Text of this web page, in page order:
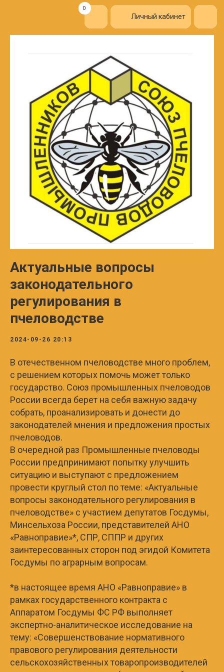
Личный кабинет
Актуальные вопросы
законодательного
регулирования в
пчеловодстве
2024-09-26 20:13
В отечественном пчеловодстве много проблем,
с решением которых помочь может только
государство. Союз промышленных пчеловодов
России всегда берет на себя важную задачу
собрать, проанализировать и донести до
законодателей мнения и предложения простых
пчеловодов.
В очередной раз Промышленные пчеловоды
России предпринимают попытку улучшить
ситуацию и выступают с предложением
провести круглый стол по теме: «Актуальные
вопросы законодательного регулирования в
пчеловодстве» с участием депутатов Госдумы,
Минсельхоза России, представителей АНО
«Равноправие»*, СПР, СППР и других
заинтересованных сторон под эгидой Комитета
Госдумы по аграрным вопросам.
*в настоящее время АНО «Равноправие» в
рамках государственного контракта с
Аппаратом Госдумы ФС РФ выполняет
экспертно-аналитическое исследование на
тему: «Совершенствование нормативного
правового регулирования деятельности
сельскохозяйственных товаропроизводителей